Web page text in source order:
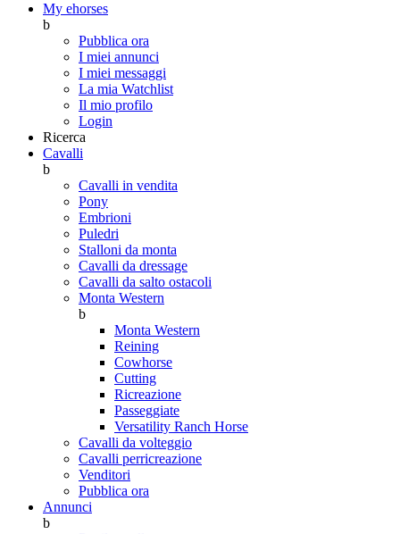
My ehorses
b
Pubblica ora
I miei annunci
I miei messaggi
La mia Watchlist
Il mio profilo
Login
Ricerca
Cavalli
b
Cavalli in vendita
Pony
Embrioni
Puledri
Stalloni da monta
Cavalli da dressage
Cavalli da salto ostacoli
Monta Western
b
Monta Western
Reining
Cowhorse
Cutting
Ricreazione
Passeggiate
Versatility Ranch Horse
Cavalli da volteggio
Cavalli perricreazione
Venditori
Pubblica ora
Annunci
b